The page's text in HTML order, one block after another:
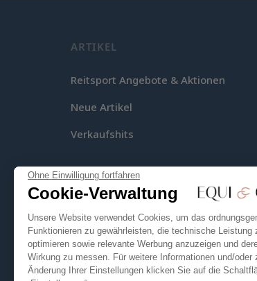
Ohne Einwilligung fortfahren
Cookie-Verwaltung
Unsere Website verwendet Cookies, um das
Funktionieren zu gewährleisten, die technische Leistung
optimieren sowie relevante Werbung anzuzeigen und
Wirkung zu messen. Für weitere Informationen und/oder
Änderung Ihrer Einstellungen klicken Sie auf die
ARTIKEL
Reitsport Angebote & Aktionen
Neue Artikel
Verkaufshits